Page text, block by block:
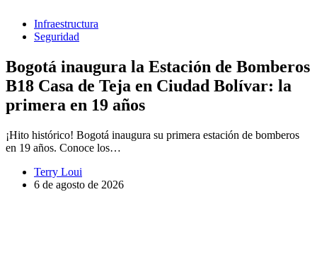
Infraestructura
Seguridad
Bogotá inaugura la Estación de Bomberos
B18 Casa de Teja en Ciudad Bolívar: la
primera en 19 años
¡Hito histórico! Bogotá inaugura su primera estación de bomberos
en 19 años. Conoce los…
Terry Loui
6 de agosto de 2026